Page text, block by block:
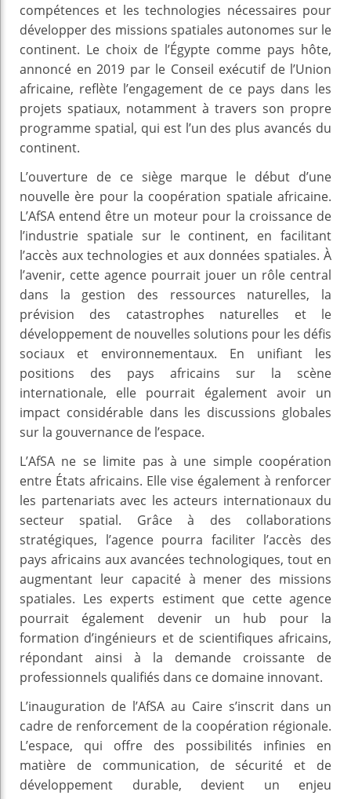
compétences et les technologies nécessaires pour
développer des missions spatiales autonomes sur le
continent. Le choix de l’Égypte comme pays hôte,
annoncé en 2019 par le Conseil exécutif de l’Union
africaine, reflète l’engagement de ce pays dans les
projets spatiaux, notamment à travers son propre
programme spatial, qui est l’un des plus avancés du
continent.
L’ouverture de ce siège marque le début d’une
nouvelle ère pour la coopération spatiale africaine.
L’AfSA entend être un moteur pour la croissance de
l’industrie spatiale sur le continent, en facilitant
l’accès aux technologies et aux données spatiales. À
l’avenir, cette agence pourrait jouer un rôle central
dans la gestion des ressources naturelles, la
prévision des catastrophes naturelles et le
développement de nouvelles solutions pour les défis
sociaux et environnementaux. En unifiant les
positions des pays africains sur la scène
internationale, elle pourrait également avoir un
impact considérable dans les discussions globales
sur la gouvernance de l’espace.
L’AfSA ne se limite pas à une simple coopération
entre États africains. Elle vise également à renforcer
les partenariats avec les acteurs internationaux du
secteur spatial. Grâce à des collaborations
stratégiques, l’agence pourra faciliter l’accès des
pays africains aux avancées technologiques, tout en
augmentant leur capacité à mener des missions
spatiales. Les experts estiment que cette agence
pourrait également devenir un hub pour la
formation d’ingénieurs et de scientifiques africains,
répondant ainsi à la demande croissante de
professionnels qualifiés dans ce domaine innovant.
L’inauguration de l’AfSA au Caire s’inscrit dans un
cadre de renforcement de la coopération régionale.
L’espace, qui offre des possibilités infinies en
matière de communication, de sécurité et de
développement durable, devient un enjeu